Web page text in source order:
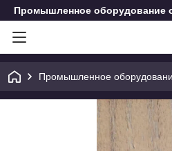
Промышленное оборудование
Промышленное